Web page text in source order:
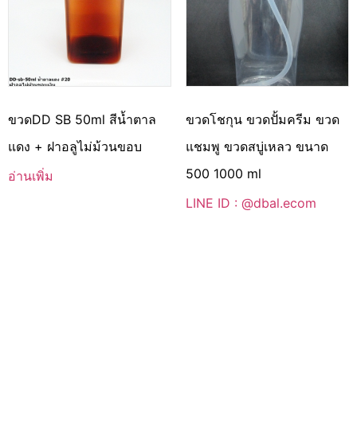
ขวดDD SB 50ml สีน้ำตาล
แดง + ฝาอลูไม่ม้วนขอบ
อ่านเพิ่ม
ขวดโชกุน ขวดปั้มครีม ขวด
แชมพู ขวดสบู่เหลว ขนาด
500 1000 ml
LINE ID : @dbal.ecom